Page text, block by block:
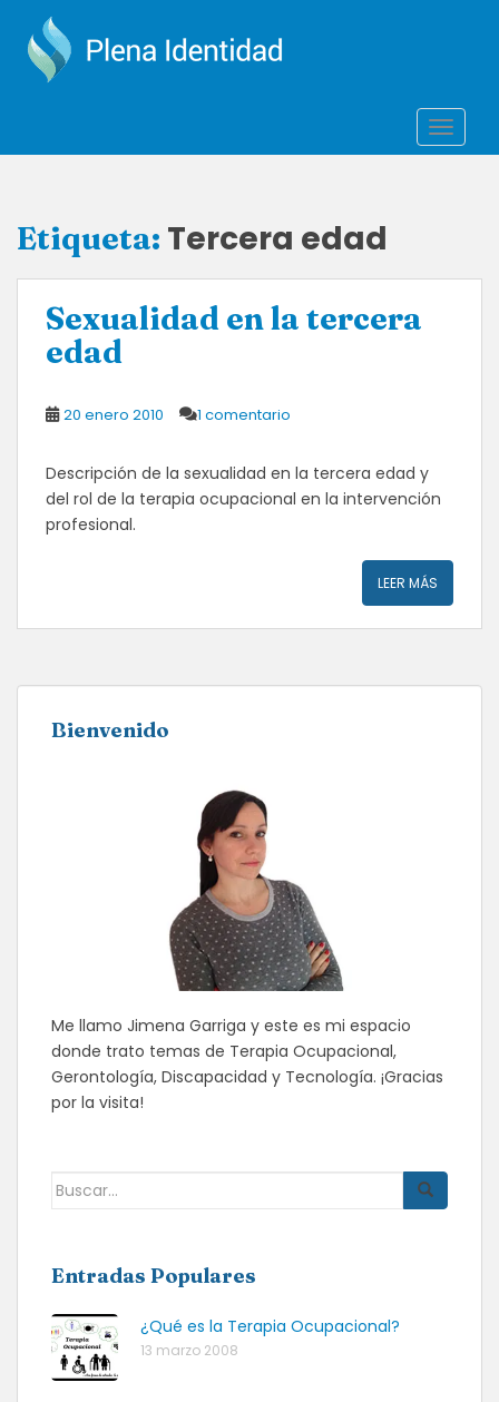
Etiqueta: Tercera edad
Sexualidad en la tercera
edad
20 enero 2010 1 comentario
Descripción de la sexualidad en la tercera edad y
del rol de la terapia ocupacional en la intervención
profesional.
LEER MÁS
Bienvenido
Me llamo Jimena Garriga y este es mi espacio
donde trato temas de Terapia Ocupacional,
Gerontología, Discapacidad y Tecnología. ¡Gracias
por la visita!
Buscar:
Entradas Populares
¿Qué es la Terapia Ocupacional?
13 marzo 2008